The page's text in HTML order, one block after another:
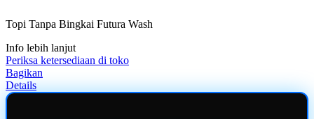
bintang,
rating
rata-
rata.
Read
13
Reviews.
Topi Tanpa Bingkai Futura Wash
Info lebih lanjut
Periksa ketersediaan di toko
Bagikan
Details